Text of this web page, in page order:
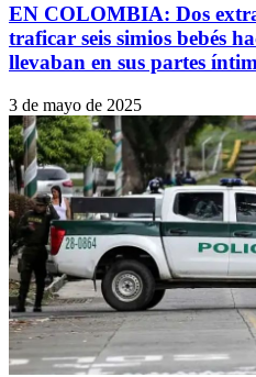
EN COLOMBIA: Dos
traficar seis simios bebés
llevaban en sus partes
3 de mayo de 2025